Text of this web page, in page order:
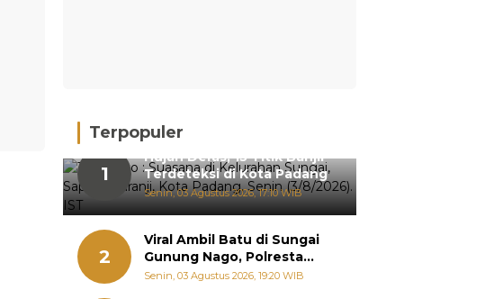
Terpopuler
1
Hujan Deras, 15 Titik Banjir
Terdeteksi di Kota Padang
Senin, 03 Agustus 2026, 17:10 WIB
2
Viral Ambil Batu di Sungai
Gunung Nago, Polresta
Padang Ungkap Fakta
Senin, 03 Agustus 2026, 19:20 WIB